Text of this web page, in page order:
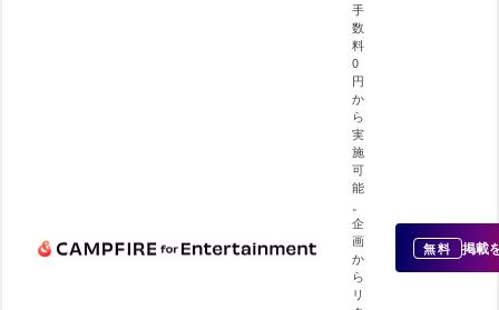
手
数
料
0
円
か
ら
実
施
可
能
。
企
画
か
ら
リ
無料 掲載